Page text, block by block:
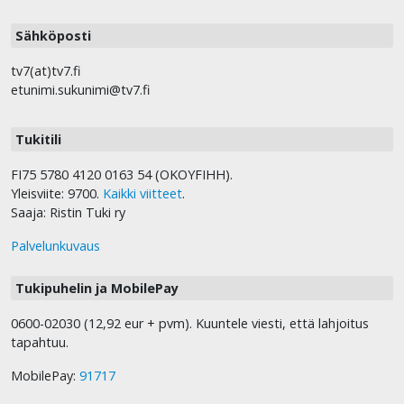
Sähköposti
tv7(at)tv7.fi
etunimi.sukunimi@tv7.fi
Tukitili
FI75 5780 4120 0163 54 (OKOYFIHH).
Yleisviite: 9700. Kaikki viitteet.
Saaja: Ristin Tuki ry
Palvelunkuvaus
Tukipuhelin ja MobilePay
0600-02030 (12,92 eur + pvm). Kuuntele viesti, että lahjoitus
tapahtuu.
MobilePay: 91717